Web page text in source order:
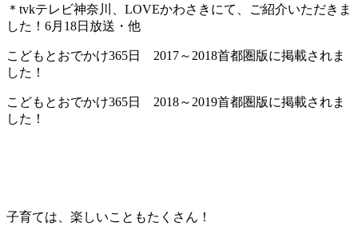
＊tvkテレビ神奈川、LOVEかわさきにて、ご紹介いただきま
した！6月18日放送・他
こどもとおでかけ365日 2017～2018首都圏版に掲載されま
した！
こどもとおでかけ365日 2018～2019首都圏版に掲載されま
した！
子育ては、楽しいこともたくさん！